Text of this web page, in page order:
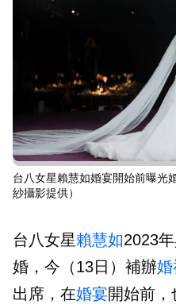
台八女星賴慧如婚宴開始前曝光
紗攝影提供）
台八女星賴慧如2023
婚，今（13日）補辦婚
出席，在婚宴開始前